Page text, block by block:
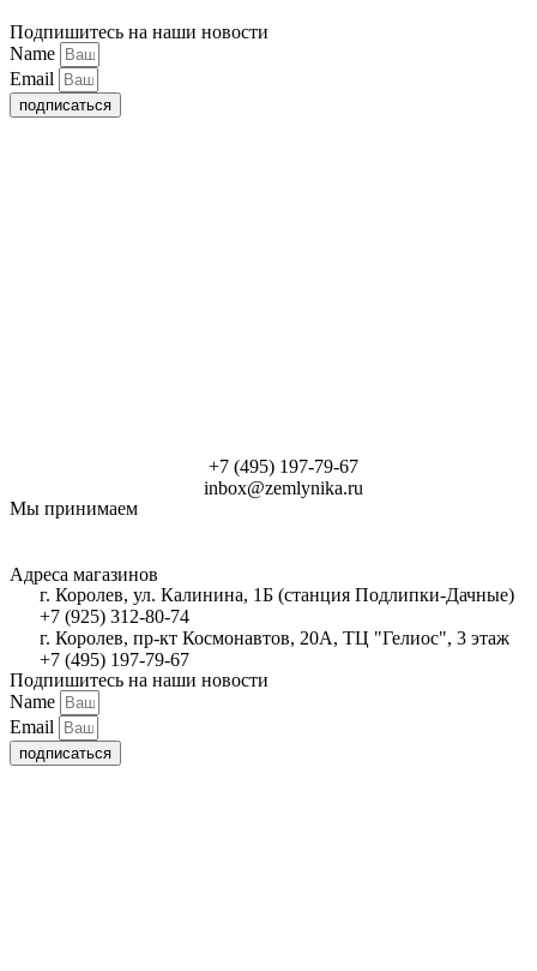
Подпишитесь на наши новости
Name
Email
подписаться
+7 (495) 197-79-67
inbox@zemlynika.ru
Мы принимаем
Адреса магазинов
г. Королев, ул. Калинина, 1Б (станция Подлипки-Дачные)
+7 (925) 312-80-74
г. Королев, пр-кт Космонавтов, 20А, ТЦ "Гелиос", 3 этаж
+7 (495) 197-79-67
Подпишитесь на наши новости
Name
Email
подписаться